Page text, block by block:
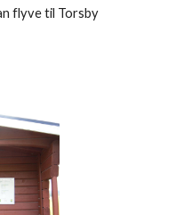
flyve til Torsby